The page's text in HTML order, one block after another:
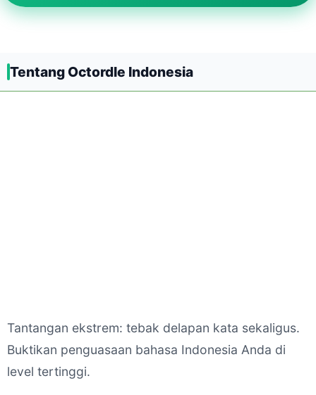
Tentang Octordle Indonesia
Tantangan ekstrem: tebak delapan kata sekaligus.
Buktikan penguasaan bahasa Indonesia Anda di
level tertinggi.